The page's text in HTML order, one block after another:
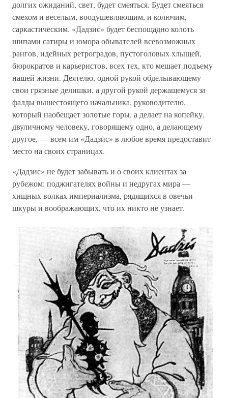
долгих ожиданий, свет, будет смеяться. Будет смеяться
смехом и веселым, воодушевляющим, и колючим,
саркастическим. «Дадзис» будет беспощадно колоть
шипами сатиры и юмора обывателей всевозможных
рангов, идейных ретроградов, пустоголовых хлыщей,
бюрократов и карьеристов, всех тех, кто мешает подъему
нашей жизни. Деятелю, одной рукой обделывающему
свои грязные делишки, а другой рукой держащемуся за
фалды вышестоящего начальника, руководителю,
который наобещает золотые горы, а делает на копейку,
двуличному человеку, говорящему одно, а делающему
другое, — всем им «Дадзис» в любое время предоставит
место на своих страницах.
«Дадзис» не будет забывать и о своих клиентах за
рубежом: поджигателях войны и недругах мира —
хищных волках империализма, рядящихся в овечьи
шкуры и воображающих, что их никто не узнает.